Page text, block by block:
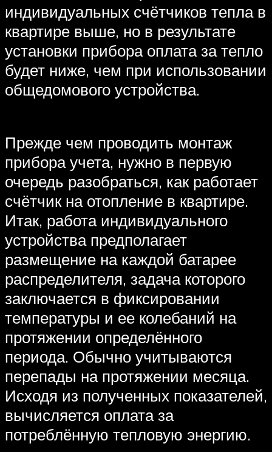
индивидуальных счётчиков тепла в
квартире выше, но в результате
установки прибора оплата за тепло
будет ниже, чем при использовании
общедомового устройства.
Прежде чем проводить монтаж
прибора учета, нужно в первую
очередь разобраться, как работает
счётчик на отопление в квартире.
Итак, работа индивидуального
устройства предполагает
размещение на каждой батарее
распределителя, задача которого
заключается в фиксировании
температуры и ее колебаний на
протяжении определённого
периода. Обычно учитываются
перепады на протяжении месяца.
Исходя из полученных показателей,
вычисляется оплата за
потреблённую тепловую энергию.